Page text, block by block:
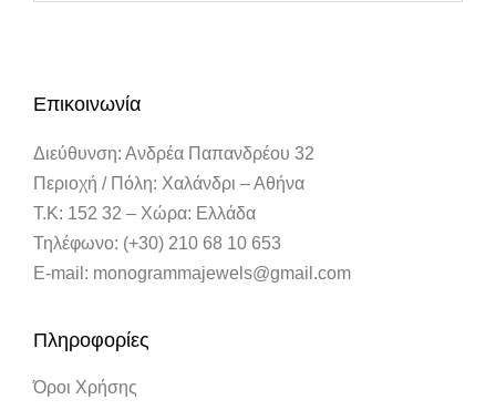
Επικοινωνία
Διεύθυνση: Ανδρέα Παπανδρέου 32
Περιοχή / Πόλη: Χαλάνδρι – Αθήνα
Τ.Κ: 152 32 – Χώρα: Ελλάδα
Τηλέφωνο: (+30) 210 68 10 653
E-mail: monogrammajewels@gmail.com
Πληροφορίες
Όροι Χρήσης